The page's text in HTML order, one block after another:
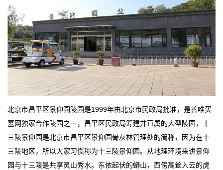
北京市昌平区景仰园陵园是1999年由北京市民政局批准，是善唯买
墓网独家合作陵园之一，昌平区民政局筹建并直属的大型陵园，十
三陵景仰园是北京市昌平区景仰园骨灰林管理处的简称，因为在十
三陵地区，所以大家习惯称为十三陵景仰园。从地理环境来讲景仰
园与十三陵是共享灵山秀水。东依起伏的蟒山，西傍高耸入云的虎